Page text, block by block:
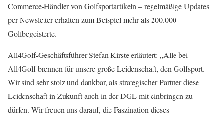
Commerce-Händler von Golfsportartikeln – regelmäßige Updates
per Newsletter erhalten zum Beispiel mehr als 200.000
Golfbegeisterte.
All4Golf-Geschäftsführer Stefan Kirste erläutert: „Alle bei
All4Golf brennen für unsere große Leidenschaft, den Golfsport.
Wir sind sehr stolz und dankbar, als strategischer Partner diese
Leidenschaft in Zukunft auch in der DGL mit einbringen zu
dürfen. Wir freuen uns darauf, die Faszination dieses